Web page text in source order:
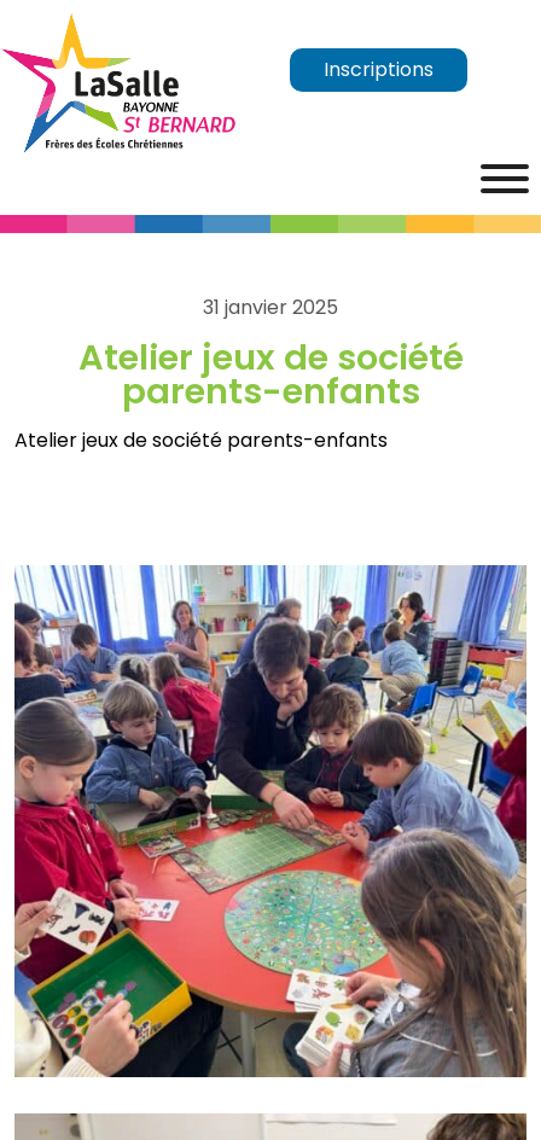
Inscriptions
31 janvier 2025
Atelier jeux de société
parents-enfants
Atelier jeux de société parents-enfants